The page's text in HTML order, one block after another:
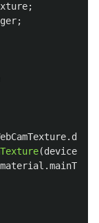
;
;
.
(devices
material .